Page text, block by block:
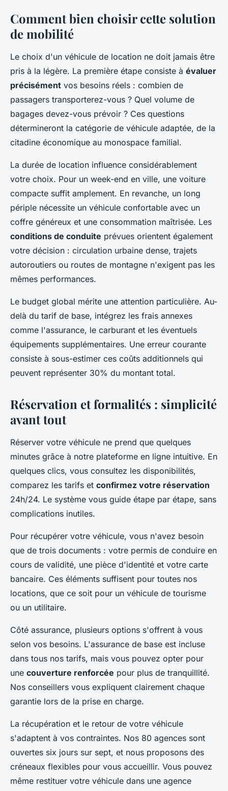
Comment bien choisir cette solution
de mobilité
Le choix d'un véhicule de location ne doit jamais être
pris à la légère. La première étape consiste à évaluer
précisément vos besoins réels : combien de
passagers transporterez-vous ? Quel volume de
bagages devez-vous prévoir ? Ces questions
détermineront la catégorie de véhicule adaptée, de la
citadine économique au monospace familial.
La durée de location influence considérablement
votre choix. Pour un week-end en ville, une voiture
compacte suffit amplement. En revanche, un long
périple nécessite un véhicule confortable avec un
coffre généreux et une consommation maîtrisée. Les
conditions de conduite prévues orientent également
votre décision : circulation urbaine dense, trajets
autoroutiers ou routes de montagne n'exigent pas les
mêmes performances.
Le budget global mérite une attention particulière. Au-
delà du tarif de base, intégrez les frais annexes
comme l'assurance, le carburant et les éventuels
équipements supplémentaires. Une erreur courante
consiste à sous-estimer ces coûts additionnels qui
peuvent représenter 30% du montant total.
Réservation et formalités : simplicité
avant tout
Réserver votre véhicule ne prend que quelques
minutes grâce à notre plateforme en ligne intuitive. En
quelques clics, vous consultez les disponibilités,
comparez les tarifs et confirmez votre réservation
24h/24. Le système vous guide étape par étape, sans
complications inutiles.
Pour récupérer votre véhicule, vous n'avez besoin
que de trois documents : votre permis de conduire en
cours de validité, une pièce d'identité et votre carte
bancaire. Ces éléments suffisent pour toutes nos
locations, que ce soit pour un véhicule de tourisme
ou un utilitaire.
Côté assurance, plusieurs options s'offrent à vous
selon vos besoins. L'assurance de base est incluse
dans tous nos tarifs, mais vous pouvez opter pour
une couverture renforcée pour plus de tranquillité.
Nos conseillers vous expliquent clairement chaque
garantie lors de la prise en charge.
La récupération et le retour de votre véhicule
s'adaptent à vos contraintes. Nos 80 agences sont
ouvertes six jours sur sept, et nous proposons des
créneaux flexibles pour vous accueillir. Vous pouvez
même restituer votre véhicule dans une agence